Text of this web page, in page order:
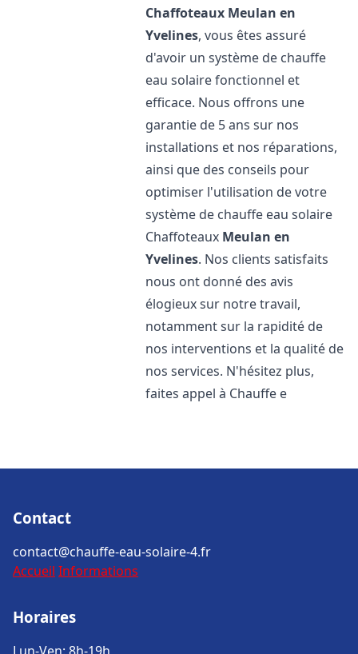
Chaffoteaux Meulan en
Yvelines, vous êtes assuré
d'avoir un système de chauffe
eau solaire fonctionnel et
efficace. Nous offrons une
garantie de 5 ans sur nos
installations et nos réparations,
ainsi que des conseils pour
optimiser l'utilisation de votre
système de chauffe eau solaire
Chaffoteaux Meulan en
Yvelines. Nos clients satisfaits
nous ont donné des avis
élogieux sur notre travail,
notamment sur la rapidité de
nos interventions et la qualité de
nos services. N'hésitez plus,
faites appel à Chauffe e
Contact
contact@chauffe-eau-solaire-4.fr
Accueil Informations
Horaires